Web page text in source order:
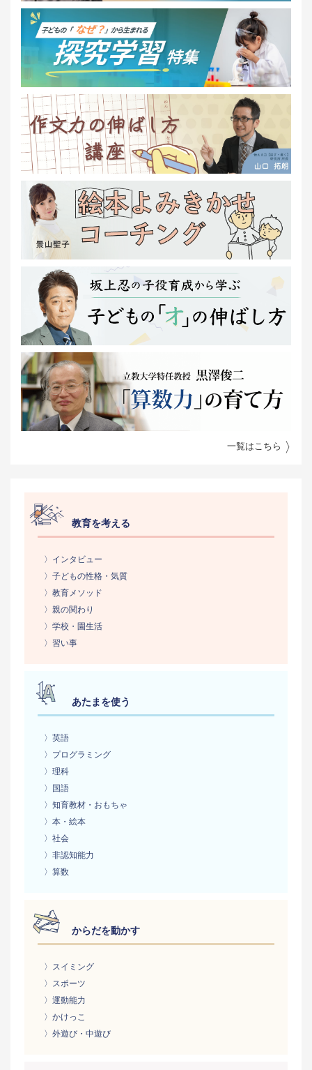
一覧はこちら
教育を考える
〉インタビュー
〉子どもの性格・気質
〉教育メソッド
〉親の関わり
〉学校・園生活
〉習い事
あたまを使う
〉英語
〉プログラミング
〉理科
〉国語
〉知育教材・おもちゃ
〉本・絵本
〉社会
〉非認知能力
〉算数
からだを動かす
〉スイミング
〉スポーツ
〉運動能力
〉かけっこ
〉外遊び・中遊び